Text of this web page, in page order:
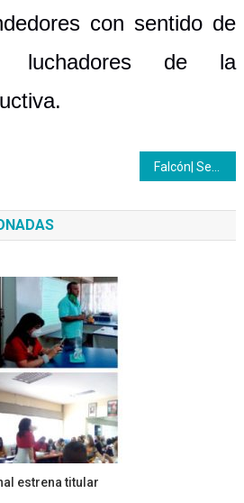
con sentido de
luchadores de la
estrena titular